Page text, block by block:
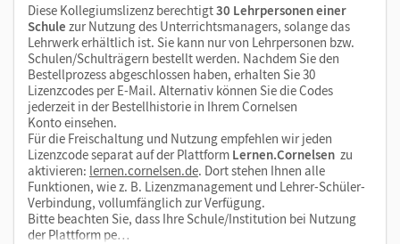
Diese Kollegiumslizenz berechtigt30 Lehrpersonen einer
Schule zur Nutzung des Unterrichtsmanagers, solange das
Lehrwerk erhältlich ist. Sie kann nur von Lehrpersonen bzw.
Schulen/Schulträgern bestellt werden. Nachdem Sie den
Bestellprozess abgeschlossen haben, erhalten Sie 30
Lizenzcodes per E-Mail. Alternativ können Sie die Codes
jederzeit in der Bestellhistorie in Ihrem Cornelsen
Konto einsehen.
Für die Freischaltung und Nutzung empfehlen wir jeden
Lizenzcode separat auf der Plattform Lernen.Cornelsen zu
aktivieren: lernen.cornelsen.de. Dort stehen Ihnen alle
Funktionen, wie z. B. Lizenzmanagement und Lehrer-Schüler-
Verbindung, vollumfänglich zur Verfügung.
Bitte beachten Sie, dass Ihre Schule/Institution bei Nutzung
der Plattform pe…